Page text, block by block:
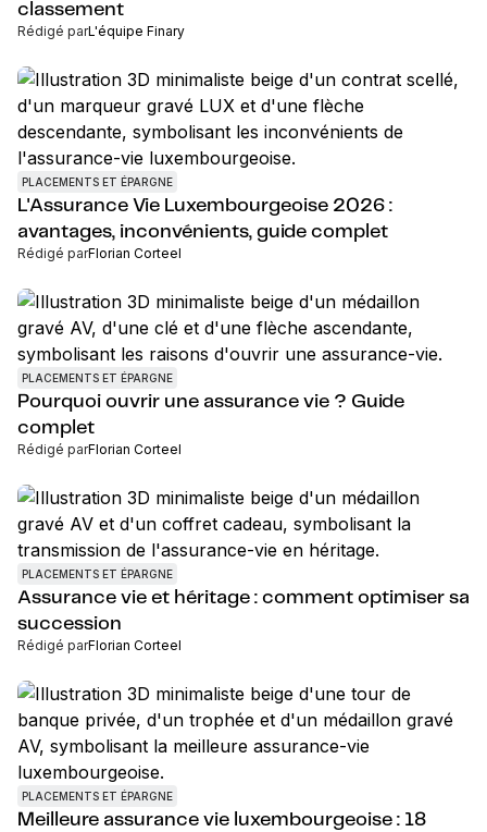
classement
Rédigé parL'équipe Finary
PLACEMENTS ET ÉPARGNE
L'Assurance Vie Luxembourgeoise 2026 :
avantages, inconvénients, guide complet
Rédigé parFlorian Corteel
PLACEMENTS ET ÉPARGNE
Pourquoi ouvrir une assurance vie ? Guide
complet
Rédigé parFlorian Corteel
PLACEMENTS ET ÉPARGNE
Assurance vie et héritage : comment optimiser sa
succession
Rédigé parFlorian Corteel
PLACEMENTS ET ÉPARGNE
Meilleure assurance vie luxembourgeoise : 18